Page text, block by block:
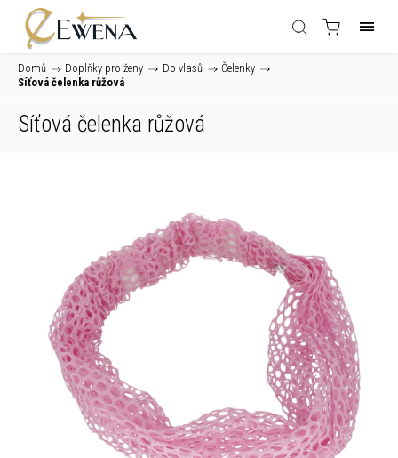
Domů / Doplňky pro ženy / Do vlasů / Čelenky /
Síťová čelenka růžová
Síťová čelenka růžová